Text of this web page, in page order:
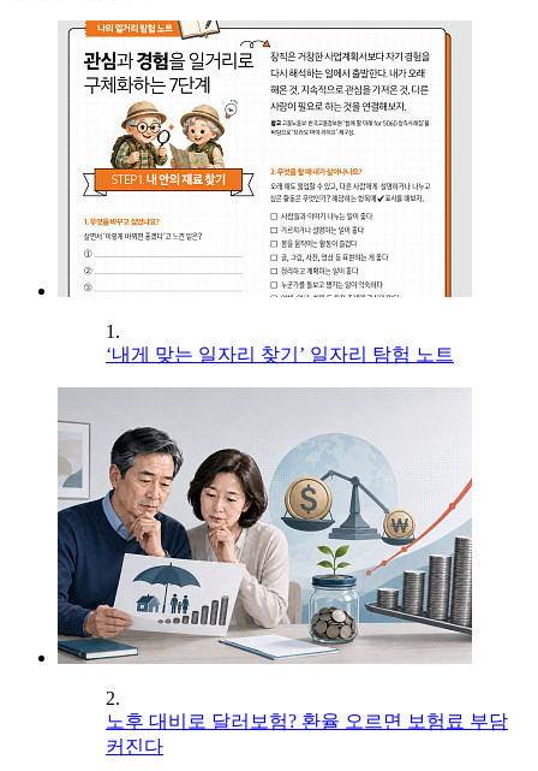
1.
‘내게 맞는 일자리 찾기’ 일자리 탐험 노트
2.
노후 대비로 달러보험? 환율 오르면 보험료 부담
커진다